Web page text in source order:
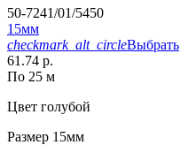
50-7241/01/5450
15мм
checkmark_alt_circleВыбрать
61.74 р.
По 25 м
Цвет голубой
Размер 15мм